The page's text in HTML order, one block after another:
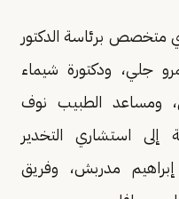
متخصص برئاسة الدكتور
جلي، ودكتورة شيماء
ومساعد الطبيب نوف
إلى استشاري التخدير
مدربش، وفريق